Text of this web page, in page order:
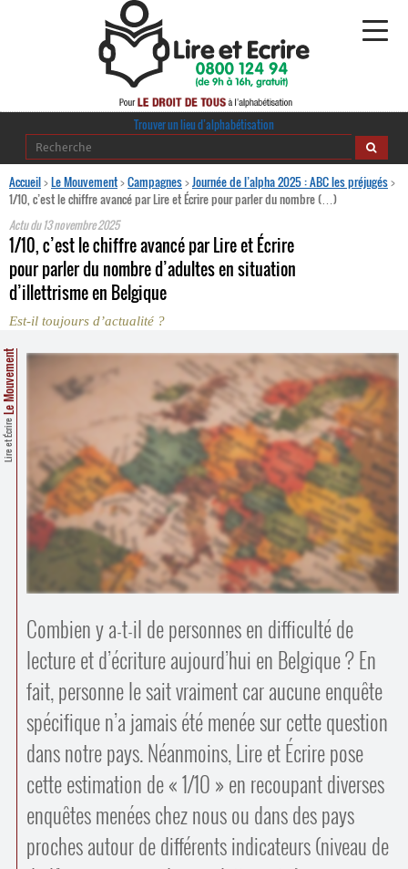
Alphabétisation
·
journaldelalpha.be
Comprendre et parler
Bienvenue en Belgique
Espace presse
Contacts
Trouver un lieu d’alphabétisation
Trouver un lieu d’alphabétisation
Accueil>Le Mouvement>Campagnes>Journée de l’alpha 2025 : ABC les préjugés>
1/10, c’est le chiffre avancé par Lire et Écrire pour parler du nombre (…)
Actu du13 novembre 2025
1/10, c’est le chiffre avancé par Lire et Écrire
pour parler du nombre d’adultes en situation
d’illettrisme en Belgique
Est-il toujours d’actualité ?
Lire et Écrire
Le Mouvement
Combien y a-t-il de personnes en difficulté de
lecture et d’écriture aujourd’hui en Belgique ? En
fait, personne le sait vraiment car aucune enquête
spécifique n’a jamais été menée sur cette question
dans notre pays. Néanmoins, Lire et Écrire pose
cette estimation de « 1/10 » en recoupant diverses
enquêtes menées chez nous ou dans des pays
proches autour de différents indicateurs (niveau de